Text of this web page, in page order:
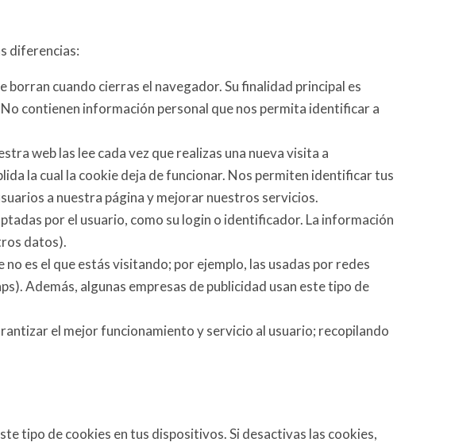
diferencias:
borran cuando cierras el navegador. Su finalidad principal es
contienen información personal que nos permita identificar a
web las lee cada vez que realizas una nueva visita a
la cual la cookie deja de funcionar. Nos permiten identificar tus
a nuestra página y mejorar nuestros servicios.
por el usuario, como su login o identificador. La información
datos).
es el que estás visitando; por ejemplo, las usadas por redes
Además, algunas empresas de publicidad usan este tipo de
el mejor funcionamiento y servicio al usuario; recopilando
tipo de cookies en tus dispositivos. Si desactivas las cookies,